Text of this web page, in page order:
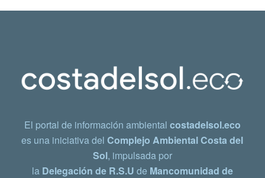
El portal de información ambiental costadelsol.eco
es una iniciativa delComplejo Ambiental Costa del
Sol, impulsada por
la Delegación de R.S.U de Mancomunidad de